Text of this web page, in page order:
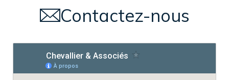
Contactez-nous